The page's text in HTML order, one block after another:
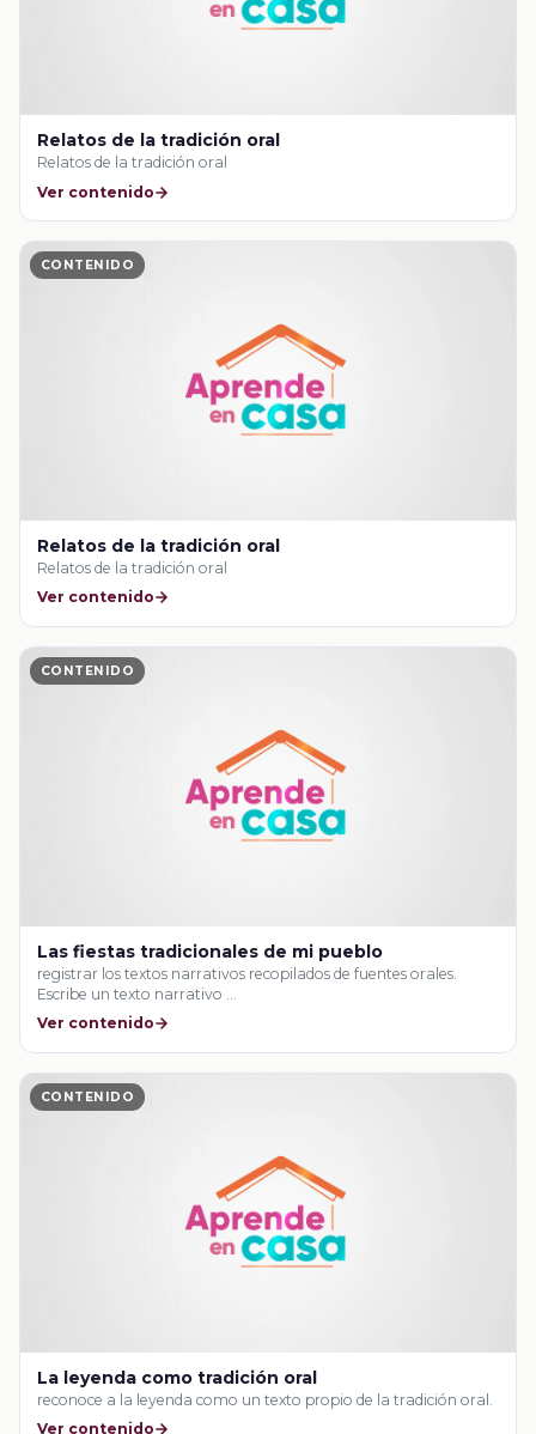
Relatos de la tradición oral
Relatos de la tradición oral
Ver contenido
CONTENIDO
Relatos de la tradición oral
Relatos de la tradición oral
Ver contenido
CONTENIDO
Las fiestas tradicionales de mi pueblo
registrar los textos narrativos recopilados de fuentes orales.
Escribe un texto narrativo …
Ver contenido
CONTENIDO
La leyenda como tradición oral
reconoce a la leyenda como un texto propio de la tradición oral.
Ver contenido